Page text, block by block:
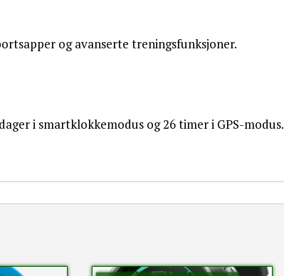
og avanserte treningsfunksjoner.
i smartklokkemodus og 26 timer i GPS-modus.